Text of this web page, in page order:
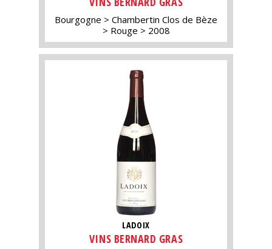
Bourgogne
Chambertin Clos de Bèze
Rouge
2008
LADOIX
VINS BERNARD GRAS